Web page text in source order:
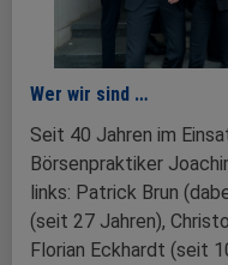
Wer wir sind …
Seit 40 Jahren im
Börsenpraktiker
links: Patrick Brun
(seit 27 Jahren),
Florian Eckhardt (seit